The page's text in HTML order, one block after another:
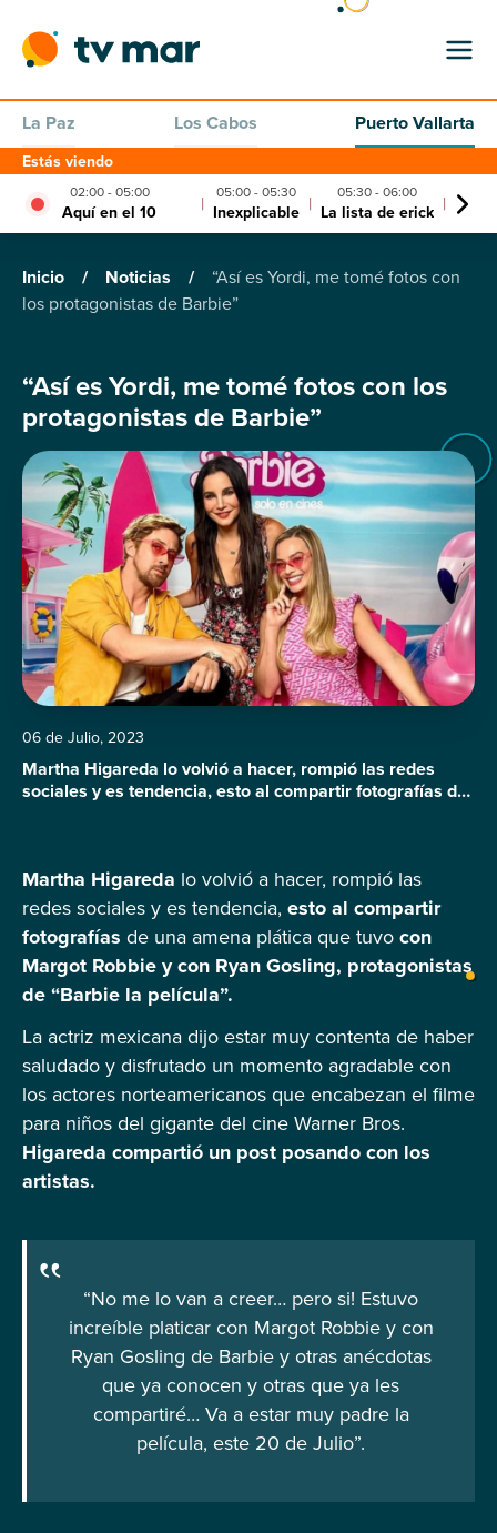
La Paz Los Cabos Puerto Vallarta
Estás viendo
02:00 - 05:00
Aquí en el 10 | 05:00 - 05:30
Inexplicable | 05:30 - 06:00
La lista de erick |
Inicio / Noticias /
“Así es Yordi, me tomé fotos con
los protagonistas de Barbie”
“Así es Yordi, me tomé fotos con los
protagonistas de Barbie”
06 de Julio, 2023
Martha Higareda lo volvió a hacer, rompió las redes
sociales y es tendencia, esto al compartir fotografías de
saludado y disfrutado un momento agradable con los
actores norteamericanos que […]
Martha Higareda lo volvió a hacer, rompió las
redes sociales y es tendencia, esto al compartir
fotografías de una amena plática que tuvocon
Margot Robbie y con Ryan Gosling, protagonistas
de “Barbie la película”.
La actriz mexicana dijo estar muy contenta de haber
saludado y disfrutado un momento agradable con
los actores norteamericanos que encabezan el filme
para niños del gigante del cine Warner Bros.
Higareda compartió un post posando con los
artistas.
“No me lo van a creer… pero si! Estuvo
increíble platicar con Margot Robbie y con
Ryan Gosling de Barbie y otras anécdotas
que ya conocen y otras que ya les
compartiré… Va a estar muy padre la
película, este 20 de Julio”.